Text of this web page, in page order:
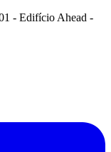
- Edifício Ahead -